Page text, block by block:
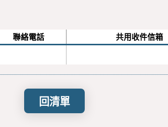
聯絡電話 共用收件信箱
回清單